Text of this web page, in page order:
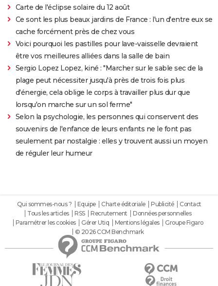
Carte de l'éclipse solaire du 12 août
Ce sont les plus beaux jardins de France : l'un d'entre eux se
cache forcément près de chez vous
Voici pourquoi les pastilles pour lave-vaisselle devraient
être vos meilleures alliées dans la salle de bain
Sergio Lopez Lopez, kiné : "Marcher sur le sable sec de la
plage peut nécessiter jusqu'à près de trois fois plus
d'énergie, cela oblige le corps à travailler plus dur que
lorsqu'on marche sur un sol ferme"
Selon la psychologie, les personnes qui conservent des
souvenirs de l'enfance de leurs enfants ne le font pas
seulement par nostalgie : elles y trouvent aussi un moyen
de réguler leur humeur
Qui sommes-nous ? Equipe Charte éditoriale Publicité
Contact
Tous les articles
RSS Recrutement
Données personnelles
Paramétrer les cookies
Gérer Utiq Mentions légales
Groupe Figaro
© 2026 CCM Benchmark